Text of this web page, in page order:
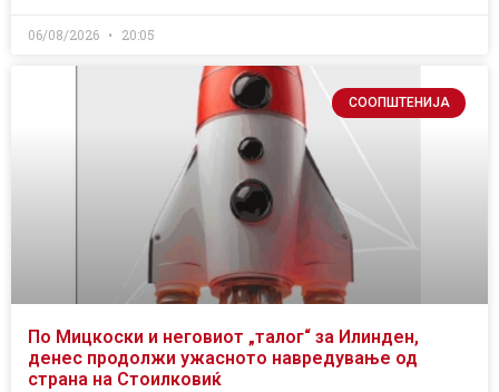
06/08/2026 20:05
СООПШТЕНИЈА
По Мицкоски и неговиот „талог“ за Илинден,
денес продолжи ужасното навредување од
страна на Стоилковиќ